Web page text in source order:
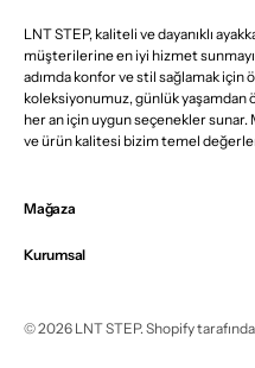
LNT STEP, kaliteli ve dayanıklı
müşterilerine en iyi hizmet
adımda konfor ve stil sağlamak için
koleksiyonumuz, günlük yaşamdan
her an için uygun seçenekler
ve ürün kalitesi bizim temel
Mağaza
Kurumsal
© 2026 LNT STEP.Shopify